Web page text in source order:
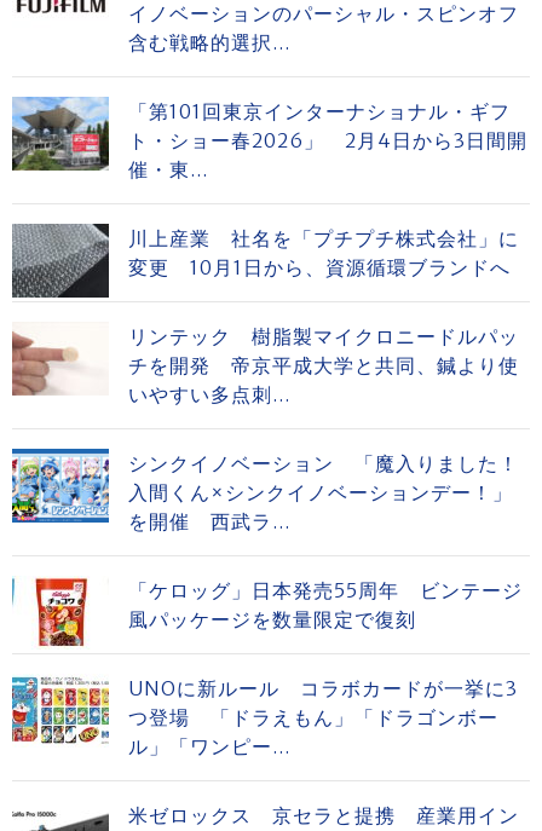
イノベーションのパーシャル・スピンオフ
含む戦略的選択...
「第101回東京インターナショナル・ギフ
ト・ショー春2026」 2月4日から3日間開
催・東...
川上産業 社名を「プチプチ株式会社」に
変更 10月1日から、資源循環ブランドへ
リンテック 樹脂製マイクロニードルパッ
チを開発 帝京平成大学と共同、鍼より使
いやすい多点刺...
シンクイノベーション 「魔入りました！
入間くん×シンクイノベーションデー！」
を開催 西武ラ...
「ケロッグ」日本発売55周年 ビンテージ
風パッケージを数量限定で復刻
UNOに新ルール コラボカードが一挙に3
つ登場 「ドラえもん」「ドラゴンボー
ル」「ワンピー...
米ゼロックス 京セラと提携 産業用イン